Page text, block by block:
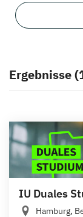
Ergebnisse
IU Duales
Hamburg,